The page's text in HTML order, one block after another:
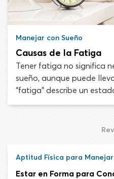
Manejar con Sueño
Causas de la Fatiga
Tener fatiga no significa
sueño, aunque puede
“fatiga” describe un
puede ocurrir después
capacidad por debajo de
Aptitud Física para Manejar
Estar en Forma para